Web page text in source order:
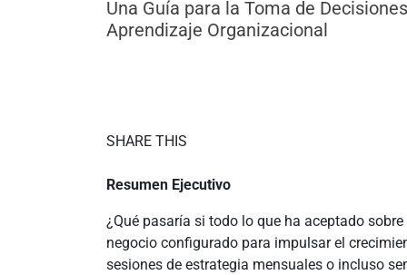
Una Guía para la Toma de
Aprendizaje Organizacional
SHARE THIS
Resumen Ejecutivo
¿Qué pasaría si todo lo que ha aceptado
negocio configurado para impulsar el
sesiones de estrategia mensuales o incluso